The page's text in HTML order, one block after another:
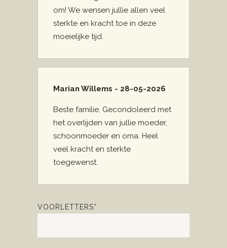
om! We wensen jullie allen veel
sterkte en kracht toe in deze
moeielijke tijd.
Marian Willems - 28-05-2026
Beste familie, Gecondoleerd met
het overlijden van jullie moeder,
schoonmoeder en oma. Heel
veel kracht en sterkte
toegewenst.
VOORLETTERS*